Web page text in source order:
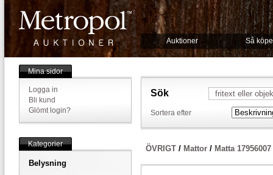
Auktioner Så
Mina sidor
Logga in
Bli kund
Glömt login?
Kategorier
Belysning
Sök
Sortera efter
ÖVRIGT / Mattor / Matta 17956007